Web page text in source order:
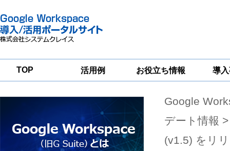
TOP 活用例 お役立ち情報
一
導
グループウェア
移行支援
Google
Workspace
セキュリティ
対策サービス
Google
デート情報
(v1.5) をリ